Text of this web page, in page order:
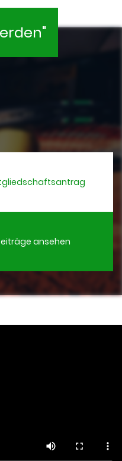
ansehen